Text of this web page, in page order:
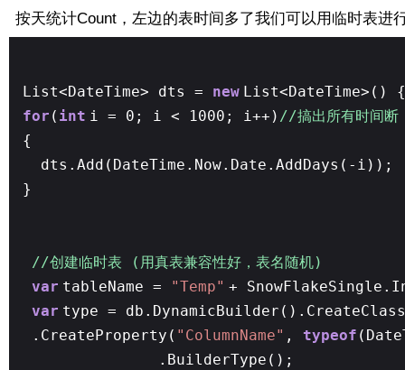
按天统计Count，左边的表时间多了我们可以用临时表进
List<DateTime> dts = new
for ( int i = 0; i < 1000; i++) //搞出所有时间断
{
dts.Add(DateTime.Now.Date.AddDays(-i));
}
//创建临时表 (用真表兼容性好，表名随机)
var tableName = "Temp" +
var type =
.CreateProperty( "ColumnName" , typeof
.BuilderType();